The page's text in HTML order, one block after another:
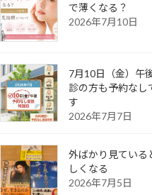
で薄くなる？
2026年7月10日
7月10日（金）午
診の方も予約なし
す
2026年7月7日
外ばかり見ている
しくなる
2026年7月5日